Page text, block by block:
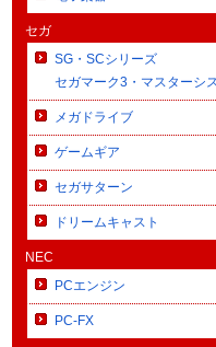
セガ
SG・SCシリーズ
セガマーク3・マスターシ
メガドライブ
ゲームギア
セガサターン
ドリームキャスト
NEC
PCエンジン
PC-FX